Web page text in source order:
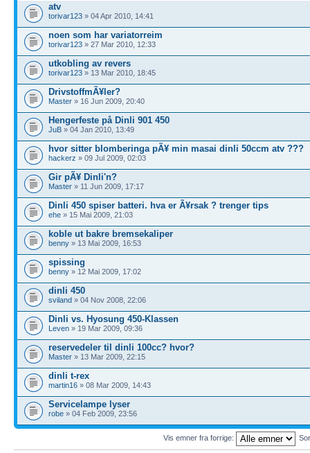
atv
torivar123 » 04 Apr 2010, 14:41
noen som har variatorreim
torivar123 » 27 Mar 2010, 12:33
utkobling av revers
torivar123 » 13 Mar 2010, 18:45
DrivstoffmÃ¥ler?
Master » 16 Jun 2009, 20:40
Hengerfeste på Dinli 901 450
JuB » 04 Jan 2010, 13:49
hvor sitter blomberinga pÃ¥ min masai dinli 50ccm atv ???
hackerz » 09 Jul 2009, 02:03
Gir pÃ¥ Dinli'n?
Master » 11 Jun 2009, 17:17
Dinli 450 spiser batteri. hva er Ã¥rsak ? trenger tips
ehe » 15 Mai 2009, 21:03
koble ut bakre bremsekaliper
benny » 13 Mai 2009, 16:53
spissing
benny » 12 Mai 2009, 17:02
dinli 450
sviland » 04 Nov 2008, 22:06
Dinli vs. Hyosung 450-Klassen
Leven » 19 Mar 2009, 09:36
reservedeler til dinli 100cc? hvor?
Master » 13 Mar 2009, 22:15
dinli t-rex
martin16 » 08 Mar 2009, 14:43
Servicelampe lyser
robe » 04 Feb 2009, 23:56
Vis emner fra forrige: